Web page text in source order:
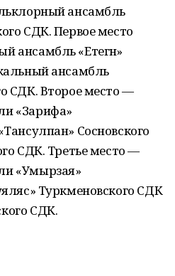
ансамбль
СДК. Первое место
ансамбль «Етегән»
ансамбль
СДК. Второе место —
«Зарифа»
Сосновского
СДК. Третье место —
«Умырзая»
Туркменовского СДК
СДК.